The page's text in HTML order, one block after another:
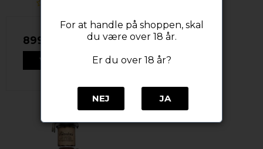
899,00 DKK
VIS PRODUKT
For at handle på shoppen, skal
du være over 18 år.
Er du over 18 år?
NEJ JA